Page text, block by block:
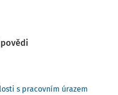
s pracovním úrazem